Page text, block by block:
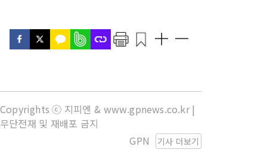
Copyrights ⓒ 지피엔 & www.gpnews.co.kr |
무단전재 및 재배포 금지
기사 더보기
GPN